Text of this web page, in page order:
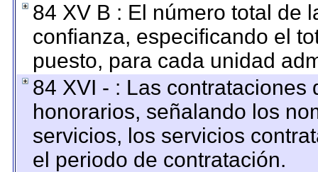
84 XV B : El número total de
confianza, especificando el
puesto, para cada unidad
84 XVI - : Las
honorarios, señalando los
servicios, los servicios
el periodo de contratación.